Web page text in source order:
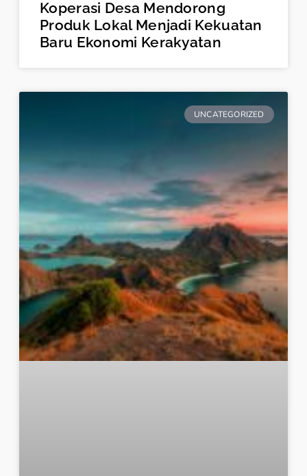
Koperasi Desa Mendorong
Produk Lokal Menjadi Kekuatan
Baru Ekonomi Kerakyatan
UNCATEGORIZED